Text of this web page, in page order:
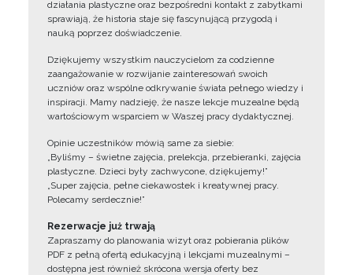
działania plastyczne oraz bezpośredni kontakt z zabytkami
sprawiają, że historia staje się fascynującą przygodą i
nauką poprzez doświadczenie.
Dziękujemy wszystkim nauczycielom za codzienne
zaangażowanie w rozwijanie zainteresowań swoich
uczniów oraz wspólne odkrywanie świata pełnego wiedzy i
inspiracji. Mamy nadzieję, że nasze lekcje muzealne będą
wartościowym wsparciem w Waszej pracy dydaktycznej.
Opinie uczestników mówią same za siebie:
„Byliśmy – świetne zajęcia, prelekcja, przebieranki, zajęcia
plastyczne. Dzieci były zachwycone, dziękujemy!”
„Super zajęcia, pełne ciekawostek i kreatywnej pracy.
Polecamy serdecznie!”
Rezerwacje już trwają
Zapraszamy do planowania wizyt oraz pobierania plików
PDF z pełną ofertą edukacyjną i lekcjami muzealnymi –
dostępna jest również skrócona wersja oferty bez